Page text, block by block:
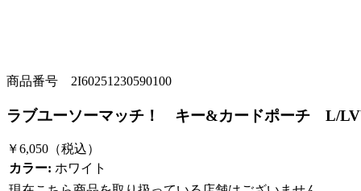
商品番号 2I60251230590100
ラブユーソーマッチ！ キー&カードポーチ L/
￥6,050 （税込）
カラー: ホワイト